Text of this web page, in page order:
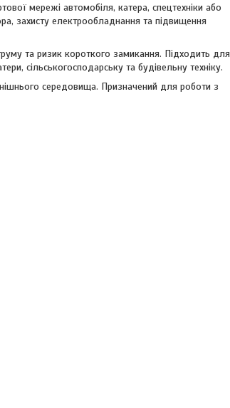
мережі автомобіля, катера, спецтехніки або
захисту електрообладнання та підвищення
та ризик короткого замикання. Підходить для
сільськогосподарську та будівельну техніку.
середовища. Призначений для роботи з